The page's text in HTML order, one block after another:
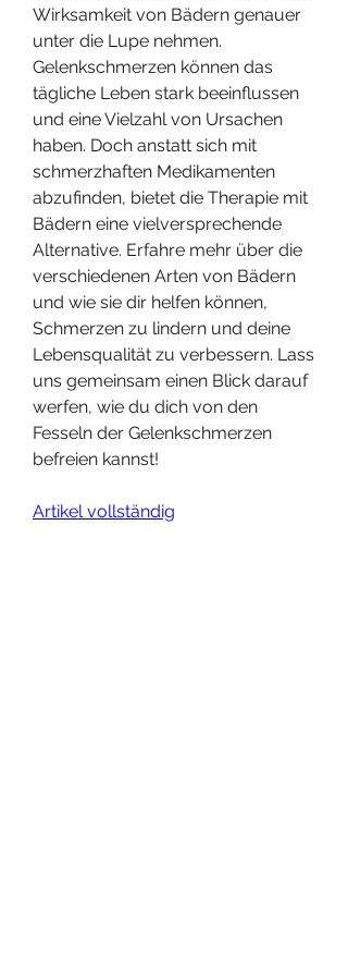
Wirksamkeit von Bädern genauer
unter die Lupe nehmen.
Gelenkschmerzen können das
tägliche Leben stark beeinflussen
und eine Vielzahl von Ursachen
haben. Doch anstatt sich mit
schmerzhaften Medikamenten
abzufinden, bietet die Therapie mit
Bädern eine vielversprechende
Alternative. Erfahre mehr über die
verschiedenen Arten von Bädern
und wie sie dir helfen können,
Schmerzen zu lindern und deine
Lebensqualität zu verbessern. Lass
uns gemeinsam einen Blick darauf
werfen, wie du dich von den
Fesseln der Gelenkschmerzen
befreien kannst!
Artikel vollständig